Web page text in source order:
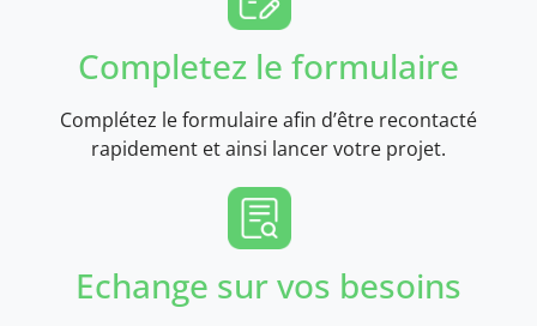
Completez le formulaire
Complétez le formulaire afin d’être recontacté
rapidement et ainsi lancer votre projet.
Echange sur vos besoins